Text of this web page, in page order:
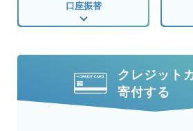
口座振替
クレジット
寄付する